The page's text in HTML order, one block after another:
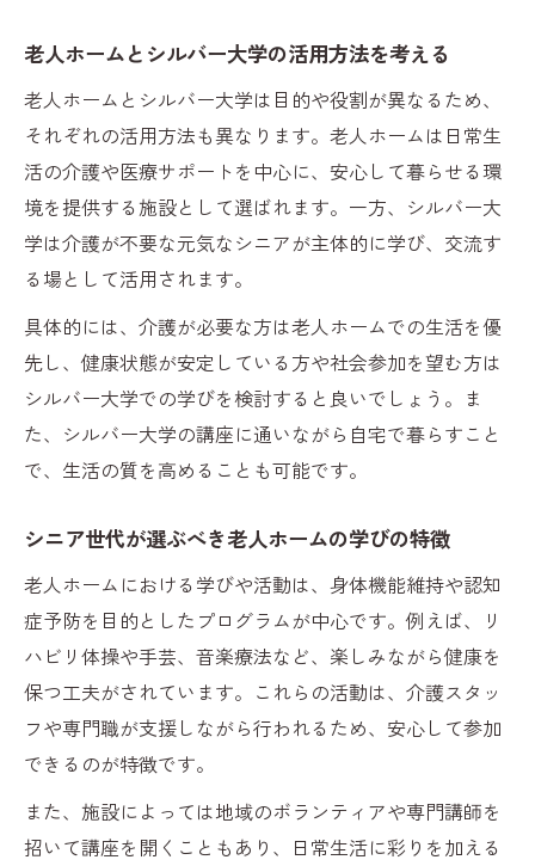
老人ホームとシルバー大学の活用方法を考える
老人ホームとシルバー大学は目的や役割が異なるため、
それぞれの活用方法も異なります。老人ホームは日常生
活の介護や医療サポートを中心に、安心して暮らせる環
境を提供する施設として選ばれます。一方、シルバー大
学は介護が不要な元気なシニアが主体的に学び、交流す
る場として活用されます。
具体的には、介護が必要な方は老人ホームでの生活を優
先し、健康状態が安定している方や社会参加を望む方は
シルバー大学での学びを検討すると良いでしょう。ま
た、シルバー大学の講座に通いながら自宅で暮らすこと
で、生活の質を高めることも可能です。
シニア世代が選ぶべき老人ホームの学びの特徴
老人ホームにおける学びや活動は、身体機能維持や認知
症予防を目的としたプログラムが中心です。例えば、リ
ハビリ体操や手芸、音楽療法など、楽しみながら健康を
保つ工夫がされています。これらの活動は、介護スタッ
フや専門職が支援しながら行われるため、安心して参加
できるのが特徴です。
また、施設によっては地域のボランティアや専門講師を
招いて講座を開くこともあり、日常生活に彩りを加える